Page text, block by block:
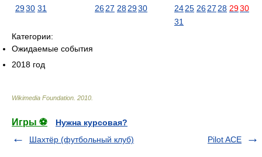
2930 31
2627 282930
2425 2627 28 2930
31
Категории:
Ожидаемые события
2018 год
Wikimedia Foundation 2010
Игры ⚽
Нужна курсовая?
Шахтёр (футбольный клуб)
Pilot ACE